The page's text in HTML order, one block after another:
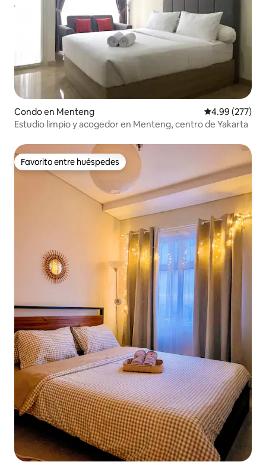
Condo en Menteng Calificación
4.99 (277)
Estudio limpio y acogedor en Menteng, centro de Yakarta
Favorito entre huéspedes
Favorito entre huéspedes